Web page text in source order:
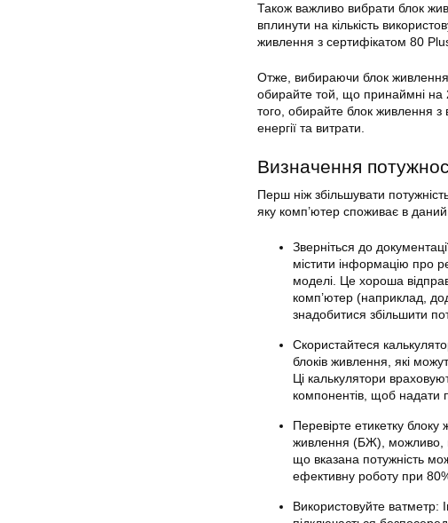
Також важливо вибрати блок
вплинути на кількість
живлення з сертифікатом 80
Отже, вибираючи блок живлення
обирайте той, що принаймні на
того, обирайте блок живлення з
енергії та витрати.
Визначення
Перш ніж збільшувати
яку комп’ютер споживає в
Зверніться до
містити інформацію про
моделі. Це хороша
комп’ютер (наприклад,
знадобитися збільшити
Скористайтеся
блоків живлення, які
Ці калькулятори
компонентів, щоб надати
Перевірте етикетку
живлення (БЖ), можливо,
що вказана потужність
ефективну роботу при
Використовуйте ватметр: